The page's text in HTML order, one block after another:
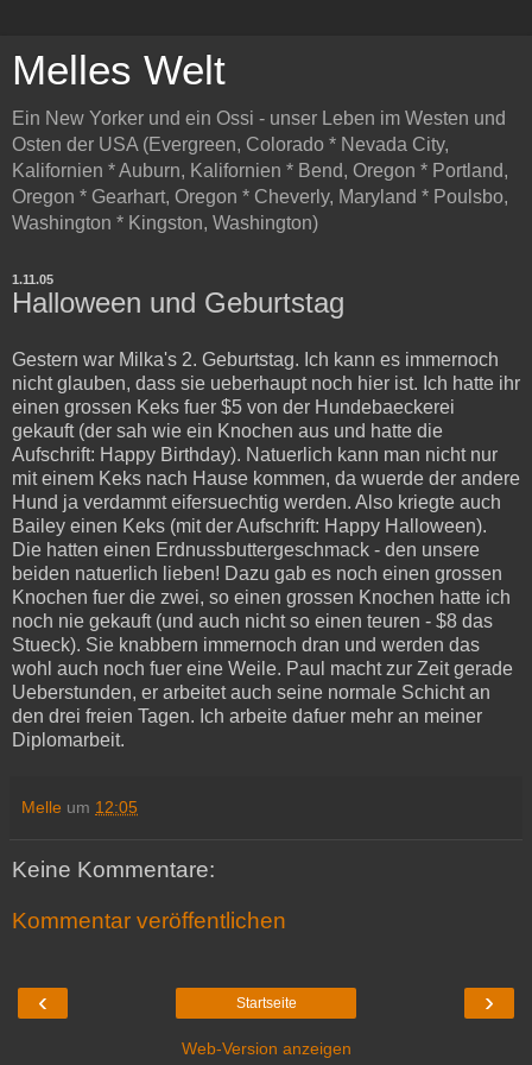
Melles Welt
Ein New Yorker und ein Ossi - unser Leben im Westen und
Osten der USA (Evergreen, Colorado * Nevada City,
Kalifornien * Auburn, Kalifornien * Bend, Oregon * Portland,
Oregon * Gearhart, Oregon * Cheverly, Maryland * Poulsbo,
Washington * Kingston, Washington)
1.11.05
Halloween und Geburtstag
Gestern war Milka's 2. Geburtstag. Ich kann es immernoch
nicht glauben, dass sie ueberhaupt noch hier ist. Ich hatte ihr
einen grossen Keks fuer $5 von der Hundebaeckerei
gekauft (der sah wie ein Knochen aus und hatte die
Aufschrift: Happy Birthday). Natuerlich kann man nicht nur
mit einem Keks nach Hause kommen, da wuerde der andere
Hund ja verdammt eifersuechtig werden. Also kriegte auch
Bailey einen Keks (mit der Aufschrift: Happy Halloween).
Die hatten einen Erdnussbuttergeschmack - den unsere
beiden natuerlich lieben! Dazu gab es noch einen grossen
Knochen fuer die zwei, so einen grossen Knochen hatte ich
noch nie gekauft (und auch nicht so einen teuren - $8 das
Stueck). Sie knabbern immernoch dran und werden das
wohl auch noch fuer eine Weile. Paul macht zur Zeit gerade
Ueberstunden, er arbeitet auch seine normale Schicht an
den drei freien Tagen. Ich arbeite dafuer mehr an meiner
Diplomarbeit.
Melle um 12:05
Keine Kommentare:
Kommentar veröffentlichen
‹ ›
Startseite
Web-Version anzeigen